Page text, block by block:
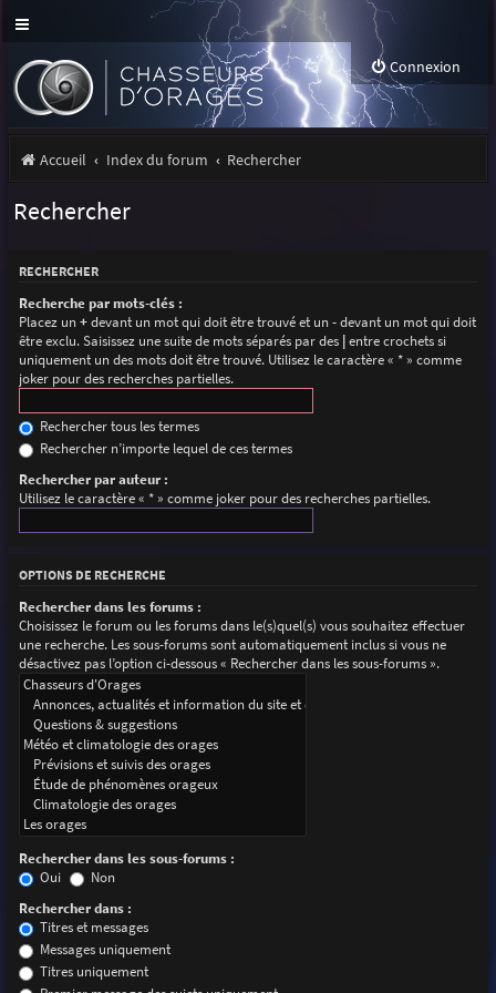
Connexion
Accueil Index du forum Rechercher
Rechercher
RECHERCHER
Recherche par mots-clés :
Placez un+devant un mot qui doit être trouvé et un-devant un mot qui doit
être exclu. Saisissez une suite de mots séparés par des |entre crochets si
uniquement un des mots doit être trouvé. Utilisez le caractère « * » comme
joker pour des recherches partielles.
Rechercher tous les termes
Rechercher n’importe lequel de ces termes
Rechercher par auteur :
Utilisez le caractère « * » comme joker pour des recherches partielles.
OPTIONS DE RECHERCHE
Rechercher dans les forums :
Choisissez le forum ou les forums dans le(s)quel(s) vous souhaitez effectuer
une recherche. Les sous-forums sont automatiquement inclus si vous ne
désactivez pas l’option ci-dessous « Rechercher dans les sous-forums ».
Rechercher dans les sous-forums :
Oui
Non
Rechercher dans :
Titres et messages
Messages uniquement
Titres uniquement